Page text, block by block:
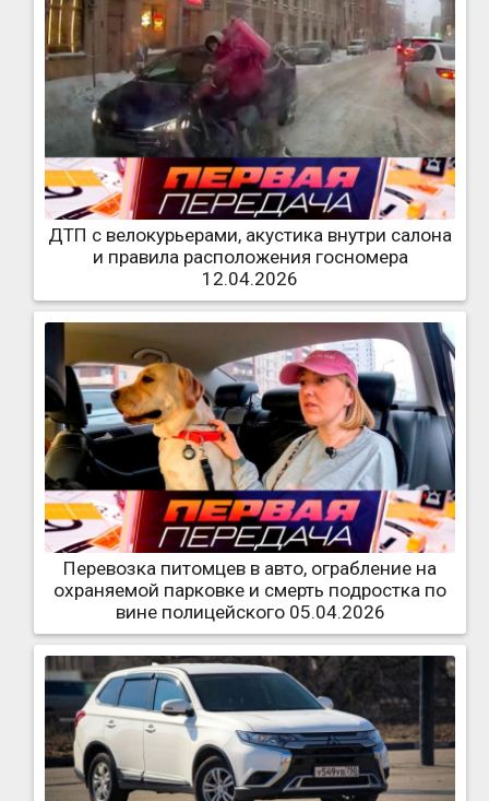
ДТП с велокурьерами, акустика внутри салона
и правила расположения госномера
12.04.2026
Перевозка питомцев в авто, ограбление на
охраняемой парковке и смерть подростка по
вине полицейского 05.04.2026